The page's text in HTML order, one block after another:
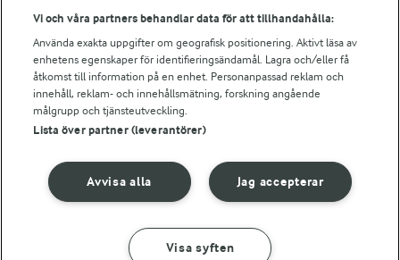
GÖR SÅ HÄR INGREDIENSER
© 2026 Arla Foods
Integritetspolicy
Vi och våra partners behandlar data för att tillhandahålla:
Använda exakta uppgifter om geografisk positionering. Aktivt läsa av
enhetens egenskaper för identifieringsändamål. Lagra och/eller få
åtkomst till information på en enhet. Personanpassad reklam och
innehåll, reklam- och innehållsmätning, forskning angående
målgrupp och tjänsteutveckling.
Lista över partner (leverantörer)
Jag accepterar
Avvisa alla
Visa syften